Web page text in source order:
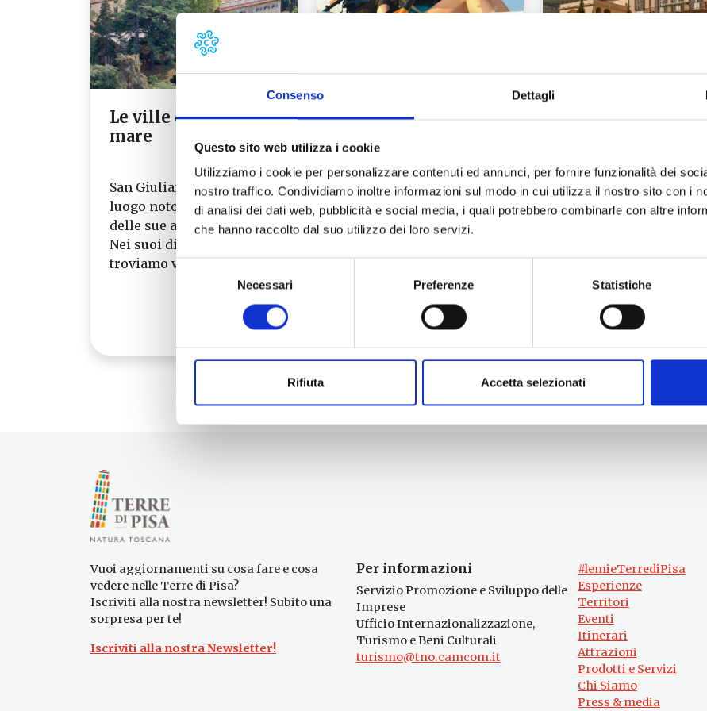
Consenso Dettagli
Questo sito web utilizza i cookie
Utilizziamo i cookie per personalizzare contenuti ed annunci, per fornire funzionalità dei
nostro traffico. Condividiamo inoltre informazioni sul modo in cui utilizza il nostro sito con i
di analisi dei dati web, pubblicità e social media, i quali potrebbero combinarle con altre
che hanno raccolto dal suo utilizzo dei loro servizi.
Selezione
Necessari Preferenze Statistiche
Rifiuta Accetta selezionati
Le ville dai monti al
mare
San Giuliano Terme è un
luogo noto per i benefici
delle sue acque termali.
Nei suoi dintorni
troviamo ville, pievi…
Leggi tutto →
In kayak sul Serchio
Tra le avventure da
provare nelle Terre di
Pisa c’è sicuramente
in kayak sul fiume…
Leggi tutto →
Ville e dimore
Il sistema delle ville
storiche si sviluppò
famiglie della nobiltà
pisana e fiorentina…
Leggi
Vuoi aggiornamenti su cosa fare e cosa
vedere nelle Terre di Pisa?
Iscriviti alla nostra newsletter! Subito una
sorpresa per te!
Iscriviti alla nostra Newsletter!
Per informazioni
Servizio Promozione e Sviluppo delle
Imprese
Ufficio Internazionalizzazione,
Turismo e Beni Culturali
turismo@tno.camcom.it
#lemieTerrediPisa
Esperienze
Territori
Eventi
Itinerari
Attrazioni
Prodotti e Servizi
Chi Siamo
Press & media